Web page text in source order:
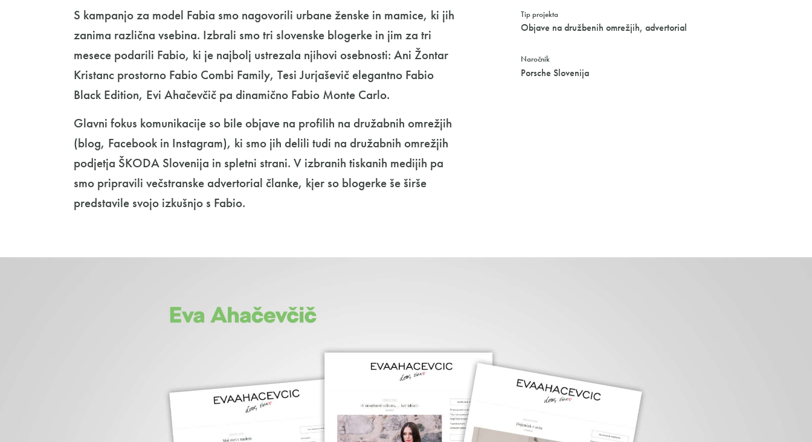
S kampanjo za model Fabia smo nagovorili urbane ženske in mamice, ki jih
zanima različna vsebina. Izbrali smo tri slovenske blogerke in jim za tri
mesece podarili Fabio, ki je najbolj ustrezala njihovi osebnosti: Ani Žontar
Kristanc prostorno Fabio Combi Family, Tesi Jurjaševič elegantno Fabio
Black Edition, Evi Ahačevčič pa dinamično Fabio Monte Carlo.
Glavni fokus komunikacije so bile objave na profilih na družabnih omrežjih
(blog, Facebook in Instagram), ki smo jih delili tudi na družabnih omrežjih
podjetja ŠKODA Slovenija in spletni strani. V izbranih tiskanih medijih pa
smo pripravili večstranske advertorial članke, kjer so blogerke še širše
predstavile svojo izkušnjo s Fabio.
Tip projekta
Objave na družbenih omrežjih, advertorial
Naročnik
Porsche Slovenija